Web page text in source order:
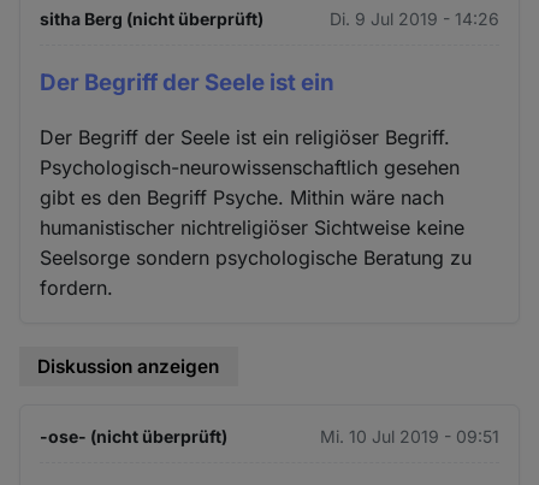
sitha Berg (nicht überprüft) Di. 9 Jul 2019 - 14:26
Der Begriff der Seele ist ein
Der Begriff der Seele ist ein religiöser Begriff.
Psychologisch-neurowissenschaftlich gesehen
gibt es den Begriff Psyche. Mithin wäre nach
humanistischer nichtreligiöser Sichtweise keine
Seelsorge sondern psychologische Beratung zu
fordern.
Diskussion anzeigen
-ose- (nicht überprüft) Mi. 10 Jul 2019 - 09:51